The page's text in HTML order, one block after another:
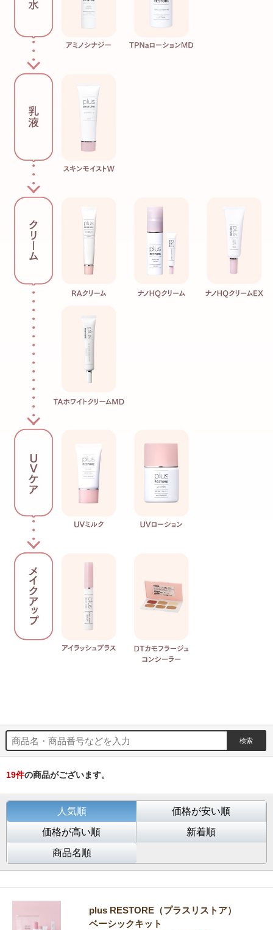
19件の商品がございます。
人気順
価格が安い順
価格が高い順
新着順
商品名順
plus RESTORE（プラスリストア）
ベーシックキット